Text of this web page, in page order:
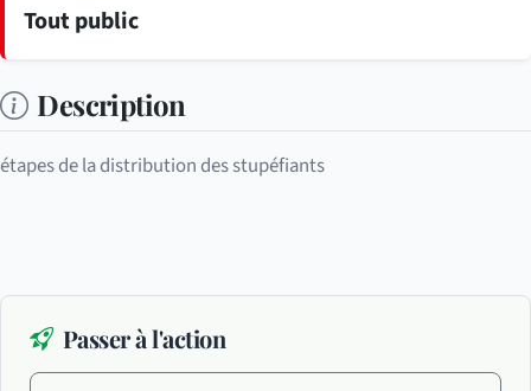
Tout public
Description
étapes de la distribution des stupéfiants
Passer à l'action